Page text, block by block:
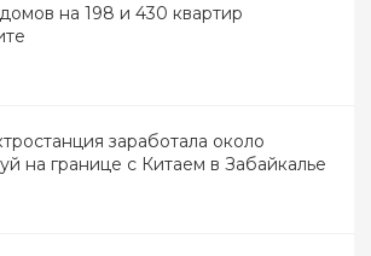
на 198 и 430 квартир
заработала около
на границе с Китаем в Забайкалье